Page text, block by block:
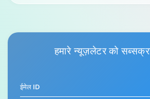
हमारेन्यूज़लेटरको
ईमेल ID